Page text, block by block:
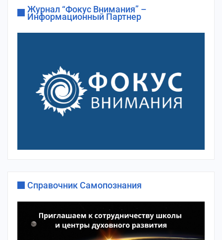
Журнал “Фокус Внимания” –
Информационный Партнер
Справочник Самопознания